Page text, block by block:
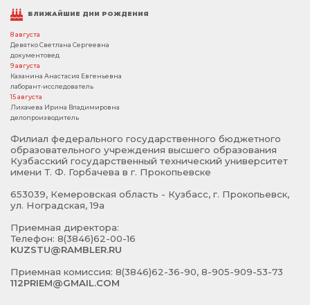
БЛИЖАЙШИЕ ДНИ РОЖДЕНИЯ
8 августа
Девятко Светлана Сергеевна
документовед
9 августа
Казанина Анастасия Евгеньевна
лаборант-исследователь
15 августа
Лихачева Ирина Владимировна
делопроизводитель
Филиал федерального государственного бюджетного
образовательного учреждения высшего образования
Кузбасский государственный технический университет
имени Т. Ф. Горбачева в г. Прокопьевске
653039, Кемеровская область - Кузбасс, г. Прокопьевск,
ул. Ноградская, 19а
Приемная директора:
Телефон: 8(3846)62-00-16
KUZSTU@RAMBLER.RU
Приемная комиссия: 8(3846)62-36-90, 8-905-909-53-73
112PRIEM@GMAIL.COM